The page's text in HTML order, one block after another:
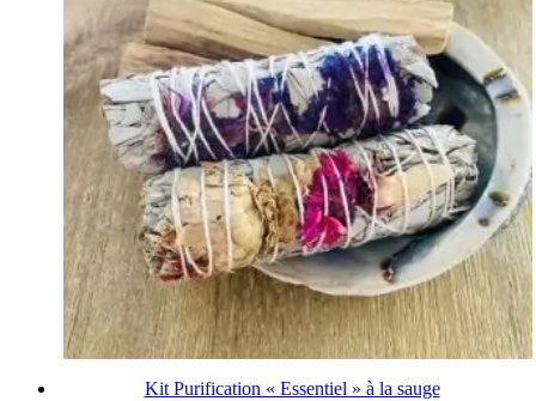
Kit Purification « Essentiel » à la sauge